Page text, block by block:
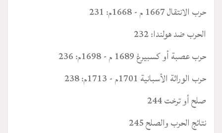
حرب الانتقال 1667 م - 1668م: 231
الحرب ضد هولندا: 232
حرب عصبة أو كسبيرغ 1689 م - 1698م: 236
حرب الوراثة الأسبانية 1701م - 1713م: 238
صلح أو ترخت 244
نتائج الحرب والصلح 245